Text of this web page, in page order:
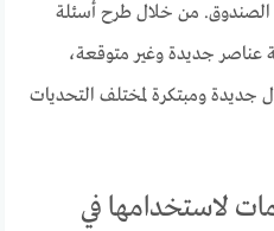
الصندوق. من خلال طرح أسئلة
عناصر جديدة وغير متوقعة،
جديدة ومبتكرة لمختلف التحديات
لاستخدامها في